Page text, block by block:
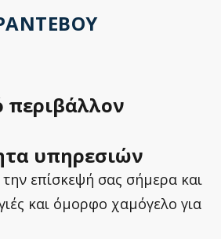
περιβάλλον
υπηρεσιών
επίσκεψή σας σήμερα και
και όμορφο χαμόγελο για